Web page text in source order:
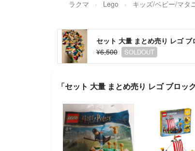
ラクマ Lego キッズ/ベビー/マタ
セット 大量 まとめ売り レゴ
¥6,500
SOLDOUT
「セット 大量 まとめ売り レゴ ブロ